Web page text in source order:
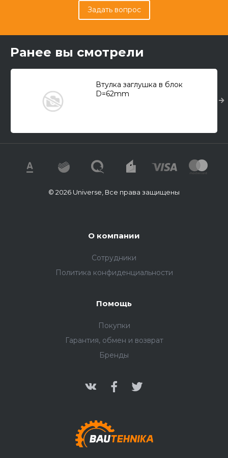
Задать вопрос
Ранее вы смотрели
Втулка заглушка в блок
D=62mm
© 2026 Universe, Все права защищены
О компании
Сотрудники
Политика конфиденциальности
Помощь
Покупки
Гарантия, обмен и возврат
Бренды